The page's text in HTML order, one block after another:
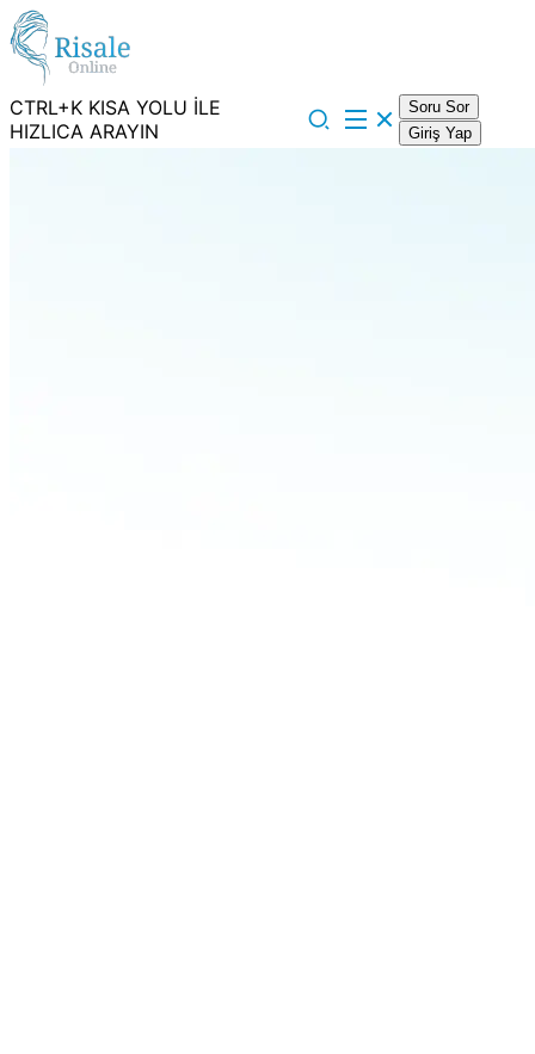
CTRL+K KISA YOLU İLE
HIZLICA ARAYIN
Soru Sor
Giriş Yap